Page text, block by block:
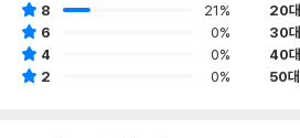
8
21%
6
0%
4
0%
2
0%
20대
30대
40대
50대